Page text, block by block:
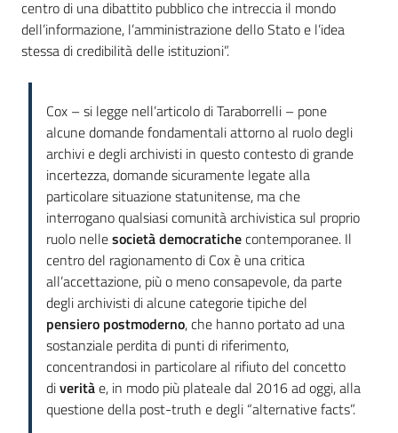
centro di una dibattito pubblico che intreccia il mondo
dell’informazione, l’amministrazione dello Stato e l’idea
stessa di credibilità delle istituzioni”.
Cox – si legge nell’articolo di Taraborrelli – pone
alcune domande fondamentali attorno al ruolo degli
archivi e degli archivisti in questo contesto di grande
incertezza, domande sicuramente legate alla
particolare situazione statunitense, ma che
interrogano qualsiasi comunità archivistica sul proprio
ruolo nellesocietà democratichecontemporanee. Il
centro del ragionamento di Cox è una critica
all’accettazione, più o meno consapevole, da parte
degli archivisti di alcune categorie tipiche del
pensiero postmoderno, che hanno portato ad una
sostanziale perdita di punti di riferimento,
concentrandosi in particolare al rifiuto del concetto
diveritàe, in modo più plateale dal 2016 ad oggi, alla
questione della post-truth e degli “alternative facts”.